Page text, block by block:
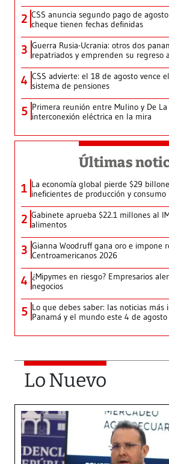
2 CSS anuncia segundo pago de
cheque tienen fechas definidas
3 Guerra Rusia-Ucrania: otros dos
repatriados y emprenden su regreso
4 CSS advierte: el 18 de agosto vence
sistema de pensiones
5 Primera reunión entre Mulino y De
interconexión eléctrica en la mira
Últimas
1 La economía global pierde $29
ineficientes de producción y consumo
2 Gabinete aprueba $22.1 millones al
alimentos
3 Gianna Woodruff gana oro e impone
Centroamericanos 2026
4 ¿Mipymes en riesgo? Empresarios
negocios
5 Lo que debes saber: las noticias
Panamá y el mundo este 4 de agosto
Lo Nuevo